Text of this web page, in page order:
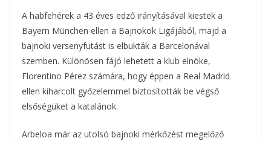
A habfehérek a 43 éves edző irányításával kiestek a
Bayern München ellen a Bajnokok Ligájából, majd a
bajnoki versenyfutást is elbukták a Barcelonával
szemben. Különösen fájó lehetett a klub elnöke,
Florentino Pérez számára, hogy éppen a Real Madrid
ellen kiharcolt győzelemmel biztosították be végső
elsőségüket a katalánok.
Arbeloa már az utolsó bajnoki mérkőzést megelőző